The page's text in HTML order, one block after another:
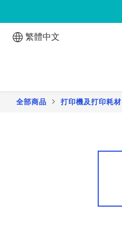
繁體中文
全部商品 打印機及打印耗材